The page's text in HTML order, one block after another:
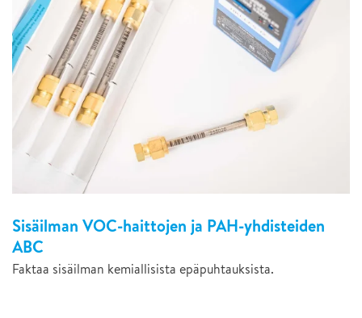
Sisäilman VOC-haittojen ja PAH-yhdisteiden
ABC
Faktaa sisäilman kemiallisista epäpuhtauksista.